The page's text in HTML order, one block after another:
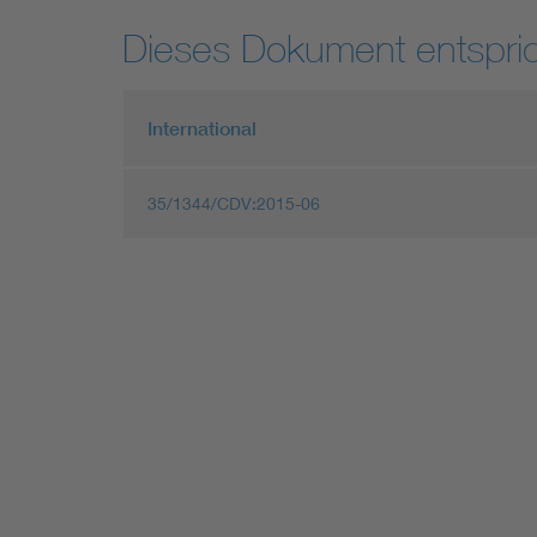
Dieses Dokument
International
35/1344/CDV:2015-06